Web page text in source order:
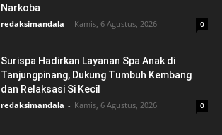
Narkoba
redaksimandala - Kamis, 6 Agustus, 2026 0
Surispa Hadirkan Layanan Spa Anak di
Tanjungpinang, Dukung Tumbuh Kembang
dan Relaksasi Si Kecil
redaksimandala - Kamis, 6 Agustus, 2026 0